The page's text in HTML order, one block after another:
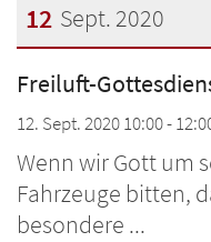
12 Sept. 2020
Datum: 12.
Freiluft-
12. Sept. 2020 10:00 -
Wenn wir Gott um
Fahrzeuge bitten,
besondere ...